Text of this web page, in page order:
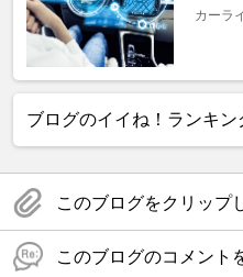
カーラ
ブログのイイね！ランキン
このブログをクリップ
このブログのコメント